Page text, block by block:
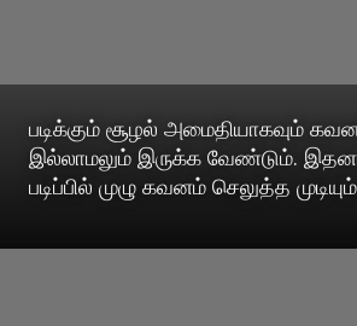
படிக்கும் சூழல் அமைதியாகவும்
இல்லாமலும் இருக்க வேண்டும்.
படிப்பில் முழு கவனம் செலுத்த